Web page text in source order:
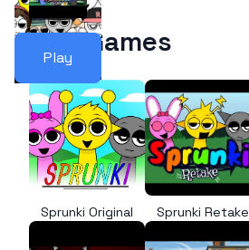
Play
More Games
Sprunki Original Sprunki Retake